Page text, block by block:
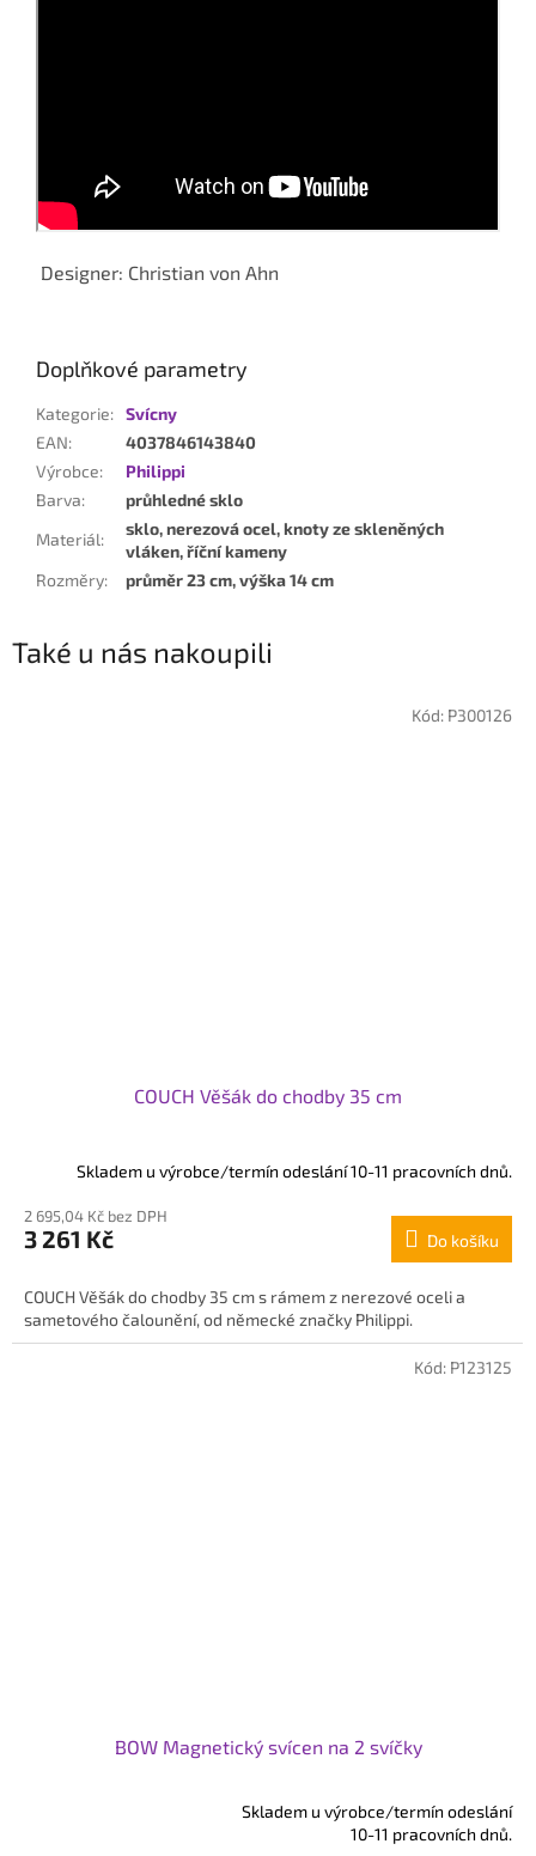
Designer: Christian von Ahn
Doplňkové parametry
Kategorie: Svícny
EAN:
4037846143840
Výrobce:
Philippi
Barva:
průhledné sklo
Materiál:
sklo, nerezová ocel, knoty ze skleněných
vláken, říční kameny
Rozměry: průměr 23 cm, výška 14 cm
Také u nás nakoupili
COUCH Věšák do chodby 35 cm
Skladem u výrobce/termín odeslání 10-11 pracovních dnů.
2 695,04 Kč bez DPH
3 261 Kč Do košíku
COUCH Věšák do chodby 35 cm s rámem z nerezové oceli a
sametového čalounění, od německé značky Philippi.
Kód: P300126
BOW Magnetický svícen na 2 svíčky
Skladem u výrobce/termín odeslání
10-11 pracovních dnů.
Kód: P123125